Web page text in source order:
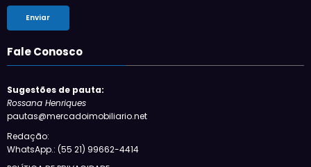
Fale Conosco
Sugestões de pauta:
Rossana Henriques
pautas@mercadoimobiliario.net
Redação:
WhatsApp.: (55 21) 99662-4414